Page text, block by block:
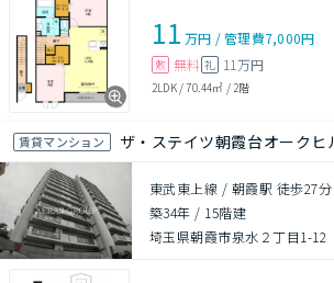
11 万円 /管理費7,000円
敷 無料 礼 11万円
2LDK/70.44㎡ / 2階
賃貸マンション ザ・ステイツ朝霞台オークヒ
東武東上線 / 朝霞駅 徒歩27分
築34年 / 15階建
埼玉県朝霞市泉水２丁目1-12